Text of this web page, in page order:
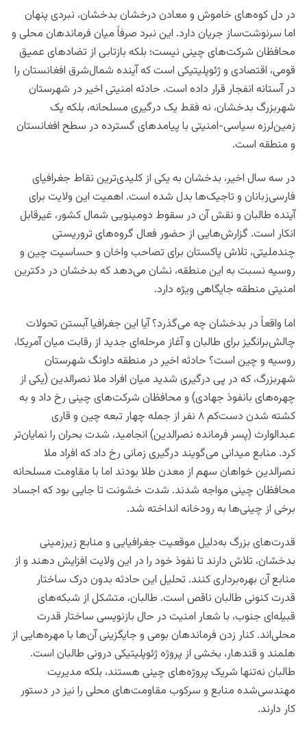
در دل کوه‌های خاموش و معادن درخشان بدخشان، نبردی پنهان
اما سرنوشت‌ساز جریان دارد. این نبرد صرفاً میان فرماندهان محلی و
محافظان شرکت‌های چینی نیست؛ بلکه بازتابی از تضادهای عمیق
قومی، اقتصادی و ژئوپلیتیکی است که آینده شمال‌شرق افغانستان را
در آستانه انفجار قرار داده است. حادثه امنیتی اخیر در شهرستان
شهربزرگ بدخشان، نه فقط یک درگیری مسلحانه، بلکه یک
زمین‌لرزه سیاسی-امنیتی با پیامدهای گسترده در سطح افغانستان
و منطقه است.
در سه سال اخیر، بدخشان به یکی از کلیدی‌ترین نقاط جغرافیای
فارسی‌زبانان و تاجیک‌ها بدل شده است. اهمیت این ولایت برای
آینده طالبان و نقش آن در سقوط دومینویی شمال کشور، غیرقابل
انکار است. گزارش‌هایی از حضور فعال گروه‌های تروریستی
چندملیتی، تلاش پاکستان برای تصاحب واخان و حساسیت چین و
روسیه نسبت به این منطقه، نشان می‌دهد که بدخشان در دکترین
امنیتی منطقه جایگاهی ویژه دارد.
اما واقعاً در بدخشان چه می‌گذرد؟ آیا این جغرافیا آبستن تحولات
چالش‌برانگیز برای طالبان و آغاز مرحله‌ای جدید از رقابت میان آمریکا،
روسیه و چین است؟ حادثه اخیر در منطقه داونگ شهرستان
شهربزرگ، که در پی درگیری شدید میان افراد ملا نصرالدین (یکی از
چهره‌های بانفوذ جهادی) و محافظان شرکت‌های چینی رخ داد و به
کشته شدن دست‌کم ۸ نفر از جمله چهار تبعه چین و قاری
عبدالوارث (پسر فرمانده نصرالدین) انجامید، شدت بحران را نمایان‌تر
کرد. منابع میدانی می‌گویند درگیری زمانی رخ داد که افراد ملا
نصرالدین خواهان سهم از معدن طلا بودند اما با مقاومت مسلحانه
محافظان چینی مواجه شدند. شدت خشونت تا جایی بود که اجساد
برخی از چینی‌ها به رودخانه انداخته شد.
قدرت‌های بزرگ به‌دلیل موقعیت جغرافیایی و منابع زیرزمینی
بدخشان، تلاش دارند تا نفوذ خود را در این ولایت افزایش دهند و از
منابع آن بهره‌برداری کنند. تحلیل این حادثه بدون درک ساختار
قدرت کنونی طالبان ناقص است. طالبان، متشکل از شبکه‌های
قبیله‌ای جنوب، با شعار امنیت در حال بازنویسی ساختار قدرت
محلی‌اند. کنار زدن فرماندهان بومی و جایگزینی آن‌ها با مهره‌هایی از
هلمند و قندهار، بخشی از پروژه ژئوپلیتیکی درونی طالبان است.
طالبان نه‌تنها شریک پروژه‌های چینی هستند، بلکه مدیریت
مهندسی‌شده منابع و سرکوب مقاومت‌های محلی را نیز در دستور
کار دارند.